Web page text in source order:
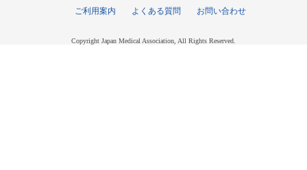
ご利用案内 よくある質問 お問い合わせ
Copyright Japan Medical Association, All Rights Reserved.